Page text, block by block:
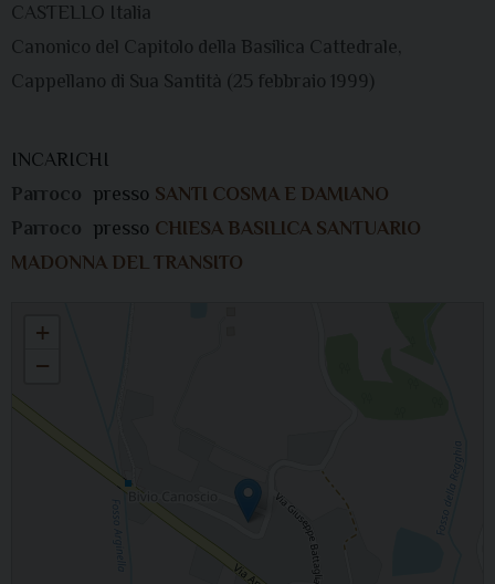
CASTELLO Italia
Canonico del Capitolo della Basilica Cattedrale,
Cappellano di Sua Santità (25 febbraio 1999)
INCARICHI
Parroco presso SANTI COSMA E DAMIANO
Parroco presso CHIESA BASILICA SANTUARIO
MADONNA DEL TRANSITO
+
−